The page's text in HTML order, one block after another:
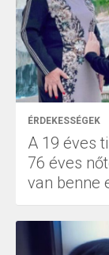
ÉRDEKESSÉGEK
A 19 éves
76 éves
van benne